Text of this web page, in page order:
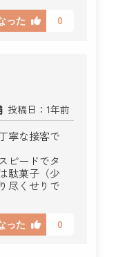
った 0
投稿日：1年前
寧な接客で
ピードでタ
駄菓子（少
尽くせりで
った 0